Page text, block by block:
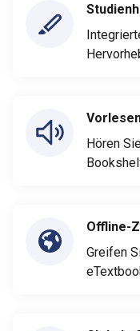
Hören
Offline-
Greifen